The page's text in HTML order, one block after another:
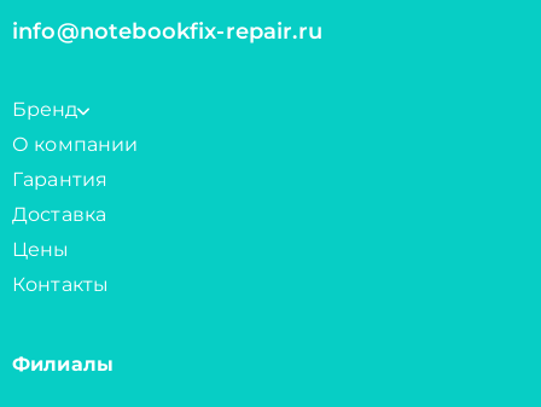
info@notebookfix-repair.ru
Бренд
О компании
Гарантия
Доставка
Цены
Контакты
Филиалы